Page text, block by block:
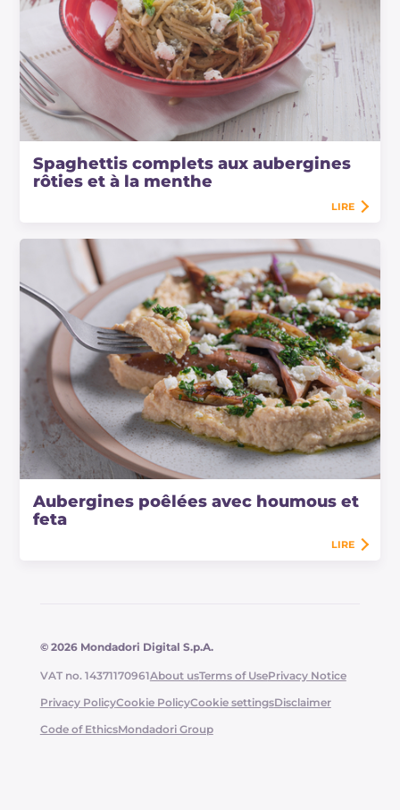
Spaghettis complets aux aubergines
rôties et à la menthe
LIRE
Aubergines poêlées avec houmous et
feta
LIRE
© 2026 Mondadori Digital S.p.A.
VAT no. 14371170961About usTerms of UsePrivacy Notice
Privacy PolicyCookie PolicyCookie settingsDisclaimer
Code of EthicsMondadori Group